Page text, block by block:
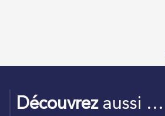
Découvrezaussi …